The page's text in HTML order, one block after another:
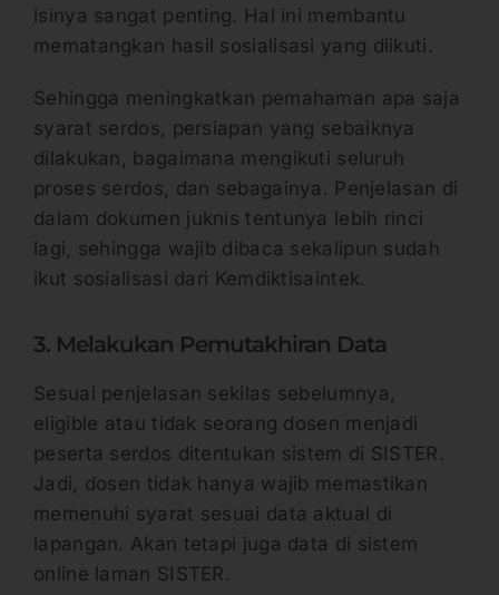
isinya sangat penting. Hal ini membantu
mematangkan hasil sosialisasi yang diikuti.
Sehingga meningkatkan pemahaman apa saja
syarat serdos, persiapan yang sebaiknya
dilakukan, bagaimana mengikuti seluruh
proses serdos, dan sebagainya. Penjelasan di
dalam dokumen juknis tentunya lebih rinci
lagi, sehingga wajib dibaca sekalipun sudah
ikut sosialisasi dari Kemdiktisaintek.
3. Melakukan Pemutakhiran Data
Sesuai penjelasan sekilas sebelumnya,
eligible atau tidak seorang dosen menjadi
peserta serdos ditentukan sistem di SISTER.
Jadi, dosen tidak hanya wajib memastikan
memenuhi syarat sesuai data aktual di
lapangan. Akan tetapi juga data di sistem
online laman SISTER.